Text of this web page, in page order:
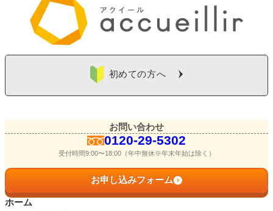
店舗一覧
0120-29-5302
受付時間9:00〜18:00（年中無休※年末年始は除く）
お申し込みフォーム
初めての方へ
お問い合わせ
0120-29-5302
受付時間9:00〜18:00（年中無休※年末年始は除く）
お申し込みフォーム
ホーム